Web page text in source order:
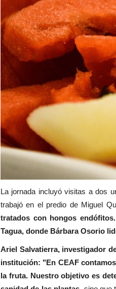
La jornada incluyó visitas a dos
trabajó en el predio de Miguel
tratados con hongos
Tagua, donde Bárbara Osorio
Ariel Salvatierra, investigador
institución: "En CEAF
la fruta. Nuestro objetivo es